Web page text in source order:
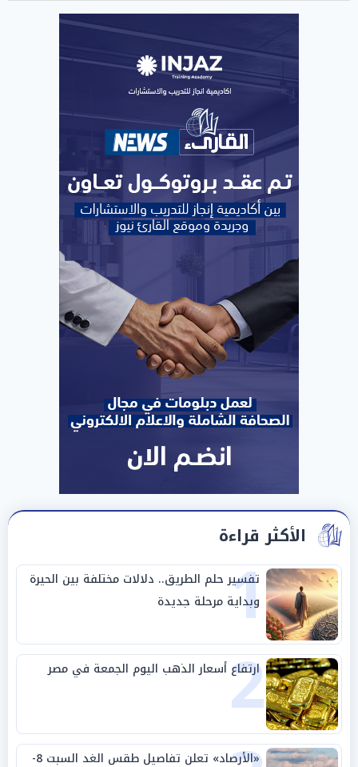
الأكثر قراءة
1
تفسير حلم الطريق.. دلالات مختلفة بين الحيرة
وبداية مرحلة جديدة
2
ارتفاع أسعار الذهب اليوم الجمعة في مصر
«الأرصاد» تعلن تفاصيل طقس الغد السبت 8-